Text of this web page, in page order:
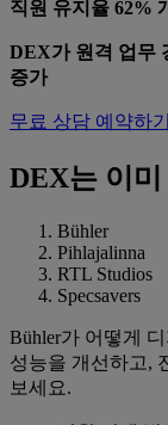
직원 유지율 62%
DEX가 원격 업무
증가
무료 상담 예약하기
DEX는 이
Bühler
Pihlajalinna
RTL Studios
Specsavers
Bühler가 어떻게
성능을 개선하고,
보세요.